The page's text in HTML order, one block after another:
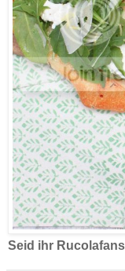
Seid ihr